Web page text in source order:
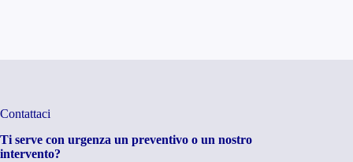
Contattaci
Ti serve con urgenza un preventivo o un nostro
intervento?